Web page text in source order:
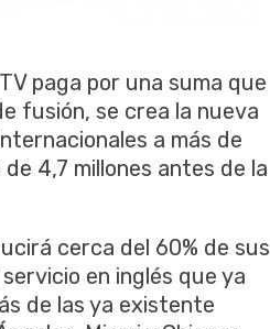
paga por una suma que
fusión, se crea la nueva
a más de
4,7 millones antes de la
cerca del 60% de sus
en inglés que ya
de las ya existente